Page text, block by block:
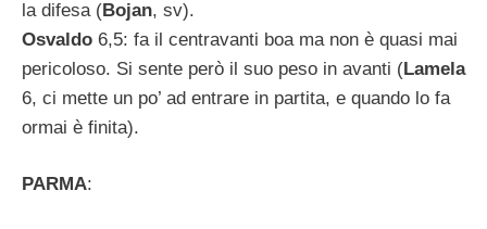
la difesa (Bojan, sv).
Osvaldo 6,5: fa il centravanti boa ma non è quasi mai
pericoloso. Si sente però il suo peso in avanti (Lamela
6, ci mette un po’ ad entrare in partita, e quando lo fa
ormai è finita).
PARMA: